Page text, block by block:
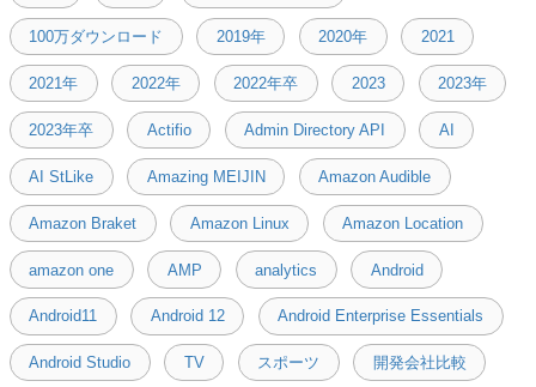
100万ダウンロード 2019年 2020年 2021
2021年 2022年 2022年卒 2023 2023年
2023年卒 Actifio Admin Directory API AI
AI StLike Amazing MEIJIN Amazon Audible
Amazon Braket Amazon Linux Amazon Location
amazon one AMP analytics Android
Android11 Android 12 Android Enterprise Essentials
Android Studio TV スポーツ 開発会社比較